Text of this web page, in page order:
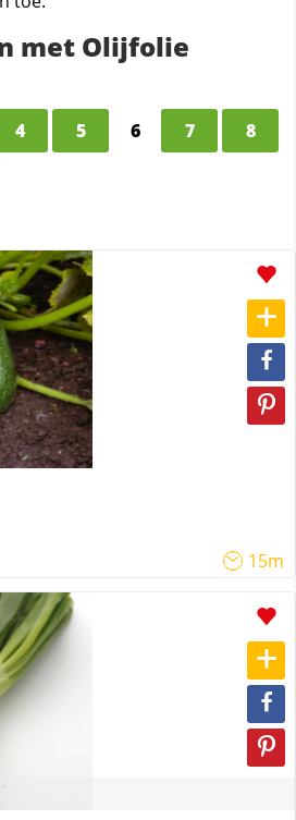
met Olijfolie
4 5 6 7 8
15m